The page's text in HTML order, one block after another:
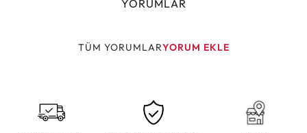
YORUMLAR
TÜM YORUMLARYORUM EKLE